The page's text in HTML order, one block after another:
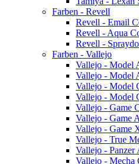
Farben - Revell
Revell - Email
Revell - Aqua
Revell -
Farben - Vallejo
Vallejo - Model
Vallejo - Model
Vallejo - Model
Vallejo - Model
Vallejo - Game
Vallejo - Game
Vallejo - Game
Vallejo - True
Vallejo - Panzer
Vallejo - Mecha